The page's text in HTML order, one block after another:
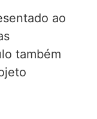
ao
também